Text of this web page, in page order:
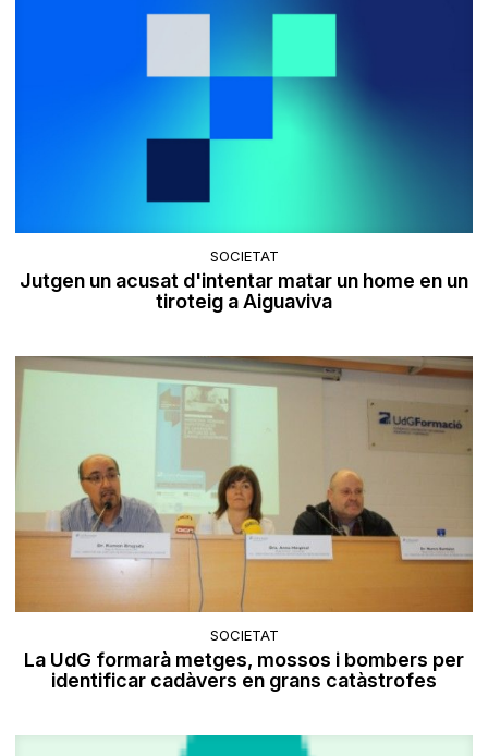
SOCIETAT
Jutgen un acusat d'intentar matar un home en un
tiroteig a Aiguaviva
SOCIETAT
La UdG formarà metges, mossos i bombers per
identificar cadàvers en grans catàstrofes